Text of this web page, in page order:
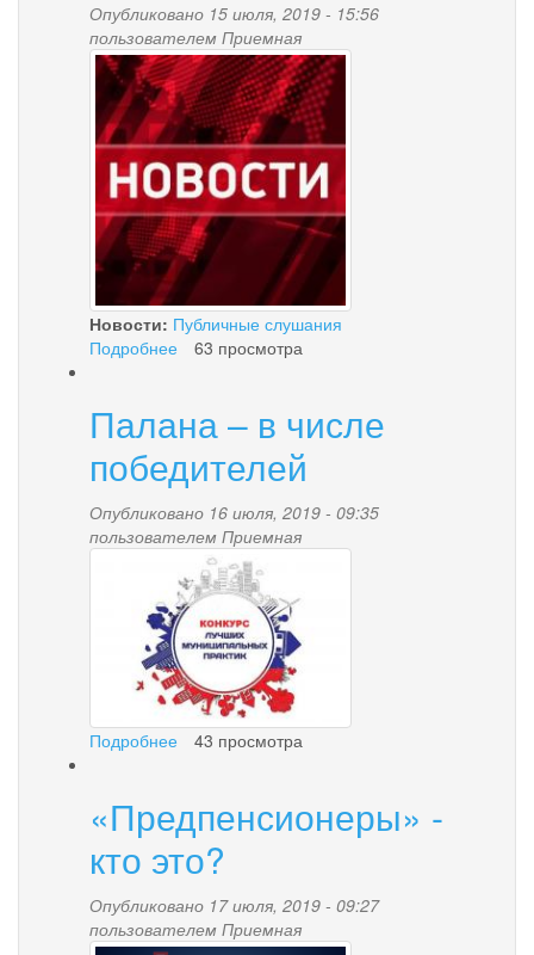
Опубликовано 15 июля, 2019 - 15:56
пользователем Приемная
news-
palana.jpg
Новости: Публичные слушания
Подробнее
публичных
слушаний
по
вопросу
изменения
вида
разрешённого
использования
земельного
участка
с
кадастровым
номером
82:01:000001:969
63 просмотра
Палана – в числе
победителей
Опубликовано 16 июля, 2019 - 09:35
пользователем Приемная
Подробнее
в
числе
победителей
43 просмотра
«Предпенсионеры» -
кто это?
Опубликовано 17 июля, 2019 - 09:27
пользователем Приемная